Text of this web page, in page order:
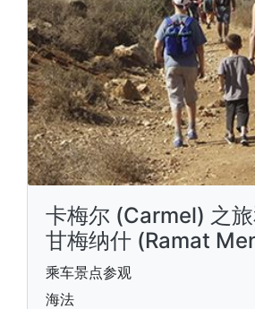
卡梅尔 (Carmel) 之
甘梅纳什 (Ramat
乘车景点参观
海法